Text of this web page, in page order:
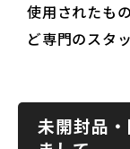
使用されたも
ど専門のスタ
未開封品